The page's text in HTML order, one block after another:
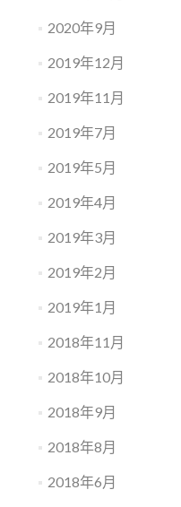
2020年9月
2019年12月
2019年11月
2019年7月
2019年5月
2019年4月
2019年3月
2019年2月
2019年1月
2018年11月
2018年10月
2018年9月
2018年8月
2018年6月